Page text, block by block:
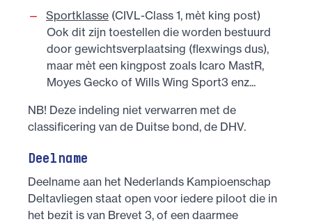
Sportklasse (CIVL-Class 1, mèt king post)
Ook dit zijn toestellen die worden bestuurd
door gewichtsverplaatsing (flexwings dus),
maar mèt een kingpost zoals Icaro MastR,
Moyes Gecko of Wills Wing Sport3 enz...
NB! Deze indeling niet verwarren met de
classificering van de Duitse bond, de DHV.
Deelname
Deelname aan het Nederlands Kampioenschap
Deltavliegen staat open voor iedere piloot die in
het bezit is van Brevet 3, of een daarmee